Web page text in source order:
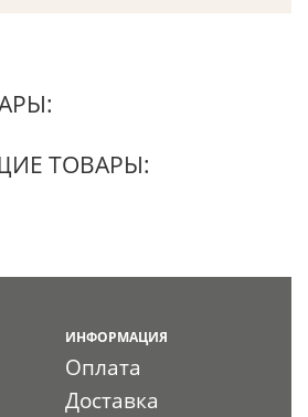
ТОВАРЫ:
ИНФОРМАЦИЯ
Оплата
Доставка